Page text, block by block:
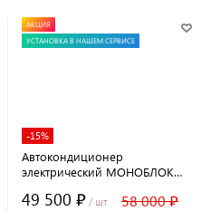
АКЦИЯ
УСТАНОВКА В НАШЕМ СЕРВИСЕ
-15%
Автокондиционер
электрический МОНОБЛОК
49 500 ₽ / шт 58 000 ₽